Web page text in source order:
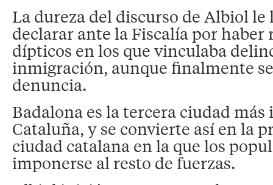
La dureza del discurso de Albiol le
declarar ante la Fiscalía por haber
dípticos en los que vinculaba
inmigración, aunque finalmente
denuncia.
Badalona es la tercera ciudad
Cataluña, y se convierte así en la
ciudad catalana en la que los
imponerse al resto de fuerzas.